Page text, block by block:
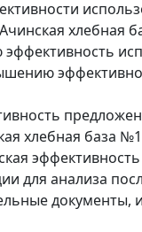
хлебная
хлебная база
анализа